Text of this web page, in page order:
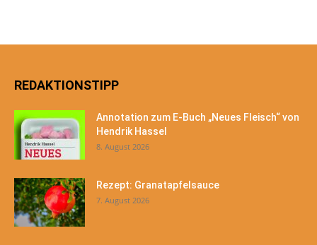
REDAKTIONSTIPP
Annotation zum E-Buch „Neues Fleisch“ von
Hendrik Hassel
8. August 2026
Rezept: Granatapfelsauce
7. August 2026